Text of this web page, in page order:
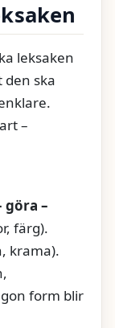
leksaken
den ska
–
göra –
färg).
krama).
form blir